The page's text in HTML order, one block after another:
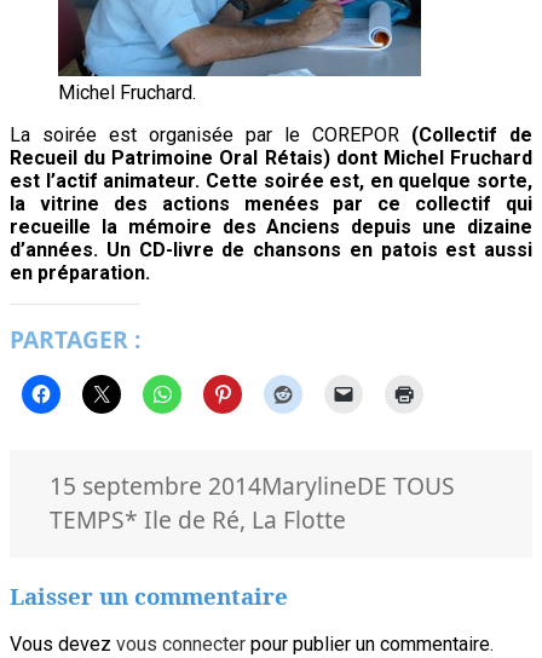
Michel Fruchard.
La soirée est organisée par le COREPOR (Collectif de
Recueil du Patrimoine Oral Rétais) dont Michel Fruchard
est l’actif animateur. Cette soirée est, en quelque sorte,
la vitrine des actions menées par ce collectif qui
recueille la mémoire des Anciens depuis une dizaine
d’années. Un CD-livre de chansons en patois est aussi
en préparation.
PARTAGER :
Publié
le
15 septembre 2014Auteur
MarylineCatégories
DE TOUS
TEMPSMots-
* Ile de Ré, La Flotte
Laisser un commentaire
Vous devez vous connecter pour publier un commentaire.